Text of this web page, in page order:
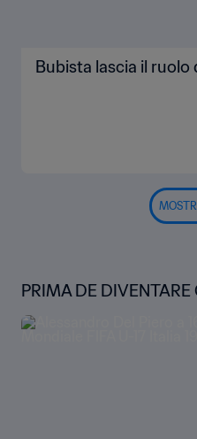
Bubista lascia il ruolo
PRIMA DE